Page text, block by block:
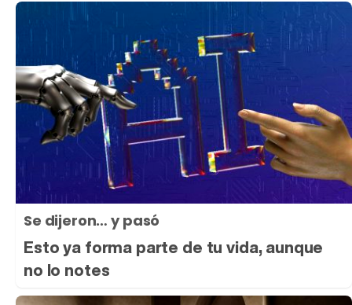
Se dijeron… y pasó
Esto ya forma parte de tu vida, aunque
no lo notes